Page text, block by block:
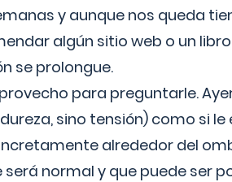
y aunque nos queda
algún sitio web o un
se prolongue.
para preguntarle.
sino tensión) como si
alrededor del
normal y que puede ser